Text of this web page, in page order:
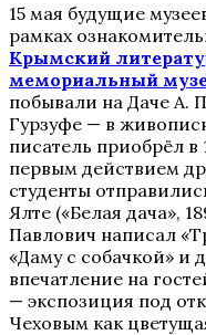
15 мая будущие
рамках
Крымский
мемориальный
побывали на Даче А.
Гурзуфе — в
писатель приобрёл в
первым действием
студенты
Ялте («Белая дача»,
Павлович написал
«Даму с собачкой» и
впечатление на
— экспозиция под
Чеховым как